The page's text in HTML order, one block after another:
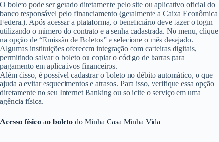
O boleto pode ser gerado diretamente pelo site ou aplicativo oficial do
banco responsável pelo financiamento (geralmente a Caixa Econômica
Federal). Após acessar a plataforma, o beneficiário deve fazer o login
utilizando o número do contrato e a senha cadastrada. No menu, clique
na opção de “Emissão de Boletos” e selecione o mês desejado.
Algumas instituições oferecem integração com carteiras digitais,
permitindo salvar o boleto ou copiar o código de barras para
pagamento em aplicativos financeiros.
Além disso, é possível cadastrar o boleto no débito automático, o que
ajuda a evitar esquecimentos e atrasos. Para isso, verifique essa opção
diretamente no seu Internet Banking ou solicite o serviço em uma
agência física.
Acesso físico ao boleto do Minha Casa Minha Vida